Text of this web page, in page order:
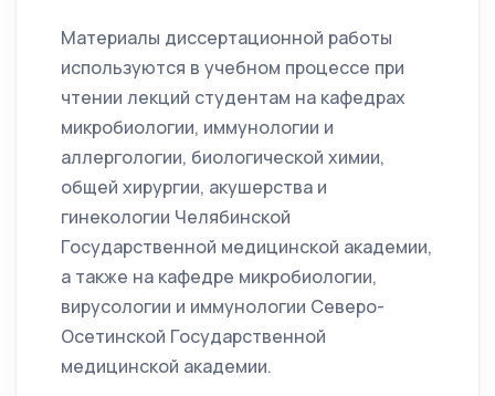
Материалы диссертационной работы
используются в учебном процессе при
чтении лекций студентам на кафедрах
микробиологии, иммунологии и
аллергологии, биологической химии,
общей хирургии, акушерства и
гинекологии Челябинской
Государственной медицинской академии,
а также на кафедре микробиологии,
вирусологии и иммунологии Северо-
Осетинской Государственной
медицинской академии.